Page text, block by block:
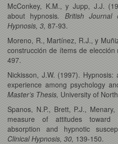
McConkey, K.M., y Jupp, J.J.
about hypnosis. British Journal
Hypnosis, 3, 87-93.
Moreno, R., Martínez, R.J., y
construcción de ítems de elección
497.
Nickisson, J.W. (1997).
experience among psychology
Master’s Thesis, University of
Spanos, N.P., Brett, P.J.,
measure of attitudes toward
absorption and hypnotic
Clinical Hypnosis, 30, 139-150.